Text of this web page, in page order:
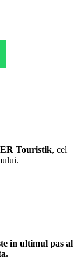
Touristik, cel
in ultimul pas al